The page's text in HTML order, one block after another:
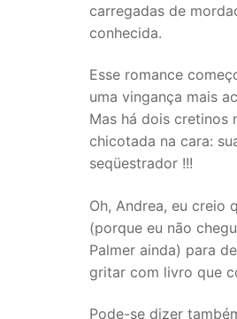
carregadas de
conhecida.
Esse romance
uma vingança mais
Mas há dois cretinos
chicotada na cara:
seqüestrador !!!
Oh, Andrea, eu creio
(porque eu não
Palmer ainda) para
gritar com livro que
Pode-se dizer